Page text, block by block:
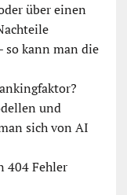
über einen
so kann man die
und
sich von AI
404 Fehler